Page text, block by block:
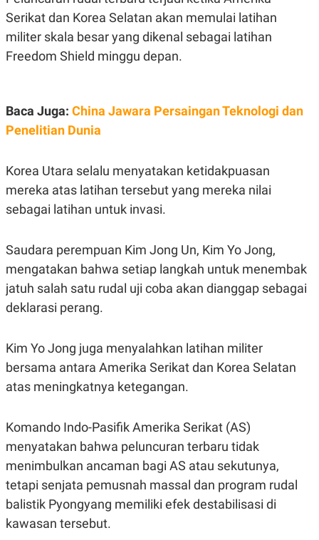
A
S
E
E
R
I
A
I
V
E
T
A
R
KANAL
U
T
A
A
M
E
N
T
N
V
P
S
U
S
JARINGAN
Serikat dan Korea Selatan akan memulai latihan
militer skala besar yang dikenal sebagai latihan
Freedom Shield minggu depan.
Baca Juga: China Jawara Persaingan Teknologi dan
Penelitian Dunia
Korea Utara selalu menyatakan ketidakpuasan
mereka atas latihan tersebut yang mereka nilai
sebagai latihan untuk invasi.
Saudara perempuan Kim Jong Un, Kim Yo Jong,
mengatakan bahwa setiap langkah untuk menembak
jatuh salah satu rudal uji coba akan dianggap sebagai
deklarasi perang.
Kim Yo Jong juga menyalahkan latihan militer
bersama antara Amerika Serikat dan Korea Selatan
atas meningkatnya ketegangan.
Komando Indo-Pasifik Amerika Serikat (AS)
menyatakan bahwa peluncuran terbaru tidak
menimbulkan ancaman bagi AS atau sekutunya,
tetapi senjata pemusnah massal dan program rudal
balistik Pyongyang memiliki efek destabilisasi di
kawasan tersebut.